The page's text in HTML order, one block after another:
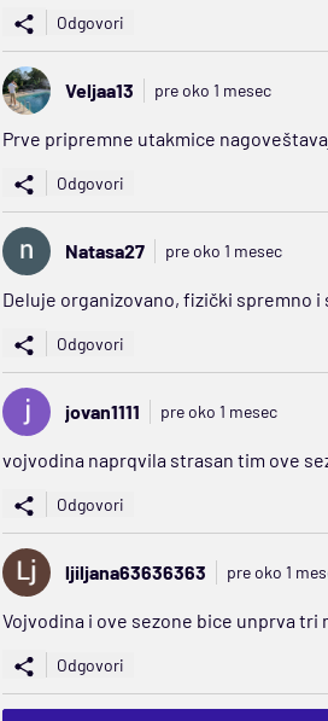
Odgovori
Veljaa13 pre oko 1 mesec
Prve pripremne utakmice
Odgovori
Natasa27 pre oko 1 mesec
Deluje organizovano, fizički spremno
Odgovori
jovan1111 pre oko 1 mesec
vojvodina naprqvila strasan tim ove
Odgovori
ljiljana63636363 pre oko 1
Vojvodina i ove sezone bice unprva tri
Odgovori